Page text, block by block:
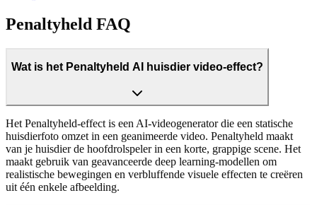
Penaltyheld FAQ
Wat is het Penaltyheld AI huisdier video-effect?
Het Penaltyheld-effect is een AI-videogenerator die een statische
huisdierfoto omzet in een geanimeerde video. Penaltyheld maakt
van je huisdier de hoofdrolspeler in een korte, grappige scene. Het
maakt gebruik van geavanceerde deep learning-modellen om
realistische bewegingen en verbluffende visuele effecten te creëren
uit één enkele afbeelding.